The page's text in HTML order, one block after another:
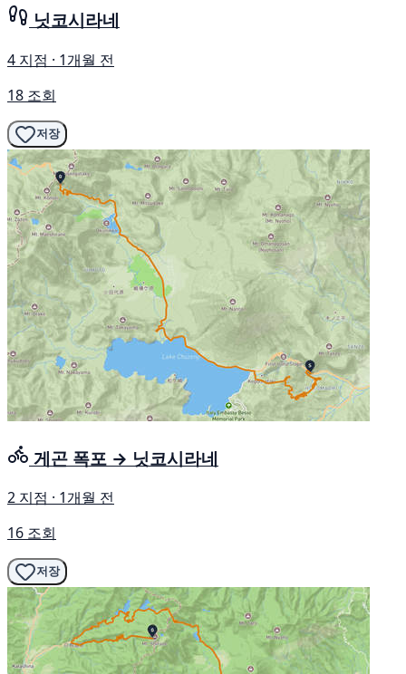
닛코시라네
4 지점 · 1개월 전
18 조회
저장
게곤 폭포 → 닛코시라네
2 지점 · 1개월 전
16 조회
저장